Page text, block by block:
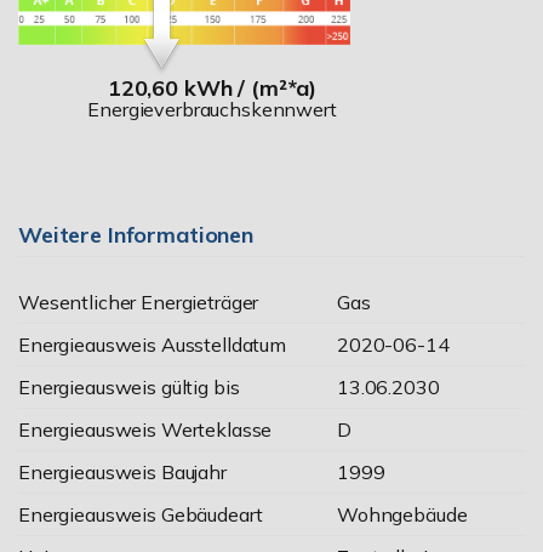
120,60 kWh / (m²*a)
Energieverbrauchskennwert
Weitere Informationen
Wesentlicher Energieträger
Gas
Energieausweis Ausstelldatum
2020-06-14
Energieausweis gültig bis
13.06.2030
Energieausweis Werteklasse
D
Energieausweis Baujahr
1999
Energieausweis Gebäudeart
Wohngebäude